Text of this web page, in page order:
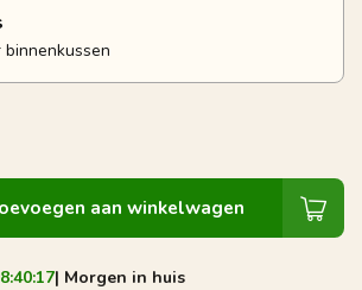
binnenkussen
aan winkelwagen
| Morgen in huis